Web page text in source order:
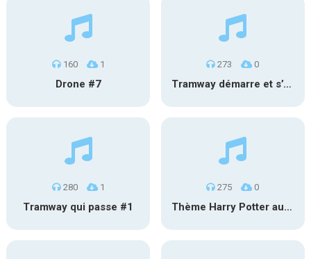
160 1
Drone #7
273 0
Tramway démarre et s’éloigne #2
280 1
Tramway qui passe #1
275 0
Thème Harry Potter au carillon